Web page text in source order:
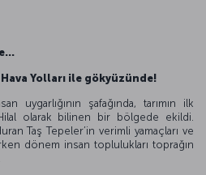
Yolları ile gökyüzünde!
uygarlığının şafağında, tarımın ilk
olarak bilinen bir bölgede ekildi.
Taş Tepeler’in verimli yamaçları ve
dönem insan toplulukları toprağın